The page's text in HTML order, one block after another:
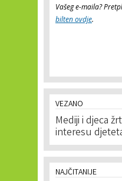
Vašeg e-maila?
bilten ovdje.
VEZANO
Mediji i djeca
interesu
NAJČITANIJE